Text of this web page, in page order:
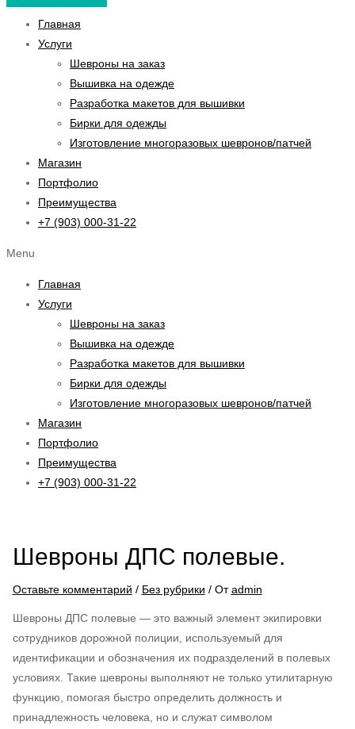
Главная
Услуги
Шевроны на заказ
Вышивка на одежде
Разработка макетов для вышивки
Бирки для одежды
Изготовление многоразовых шевронов/патчей
Магазин
Портфолио
Преимущества
+7 (903) 000-31-22
Menu
Главная
Услуги
Шевроны на заказ
Вышивка на одежде
Разработка макетов для вышивки
Бирки для одежды
Изготовление многоразовых шевронов/патчей
Магазин
Портфолио
Преимущества
+7 (903) 000-31-22
Шевроны ДПС полевые.
Оставьте комментарий / Без рубрики / Отadmin
Шевроны ДПС полевые — это важный элемент экипировки
сотрудников дорожной полиции, используемый для
идентификации и обозначения их подразделений в полевых
условиях. Такие шевроны выполняют не только утилитарную
функцию, помогая быстро определить должность и
принадлежность человека, но и служат символом